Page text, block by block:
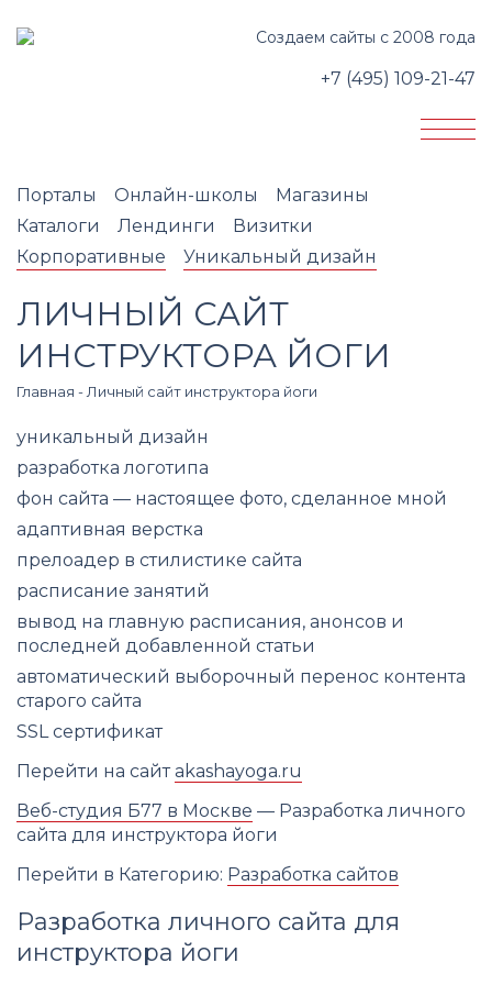
Создаем сайты с 2008 года
+7 (495) 109-21-47
Порталы Онлайн-школы
Магазины
Каталоги
Лендинги
Визитки
Корпоративные
Уникальный дизайн
ЛИЧНЫЙ САЙТ
ИНСТРУКТОРА ЙОГИ
Главная - Личный сайт инструктора йоги
уникальный дизайн
разработка логотипа
фон сайта — настоящее фото, сделанное мной
адаптивная верстка
прелоадер в стилистике сайта
расписание занятий
вывод на главную расписания, анонсов и
последней добавленной статьи
автоматический выборочный перенос контента
старого сайта
SSL сертификат
Перейти на сайтakashayoga.ru
Веб-студия Б77 в Москве — Разработка личного
сайта для инструктора йоги
Перейти в Категорию: Разработка сайтов
Разработка личного сайта для
инструктора йоги